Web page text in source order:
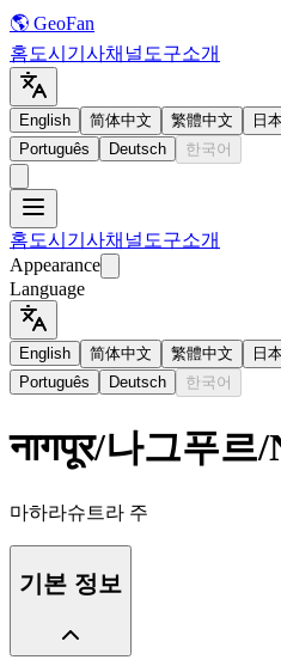
🌎 GeoFan
홈도시 기사채널 도구소개
English 简体中文 繁體中文 日
Português
Deutsch 한국어
홈도시 기사채널 도구소개
Appearance
Language
English 简体中文 繁體中文 日
Português
Deutsch 한국어
नागपूर/나그푸르/
마하라슈트라 주
기본 정보